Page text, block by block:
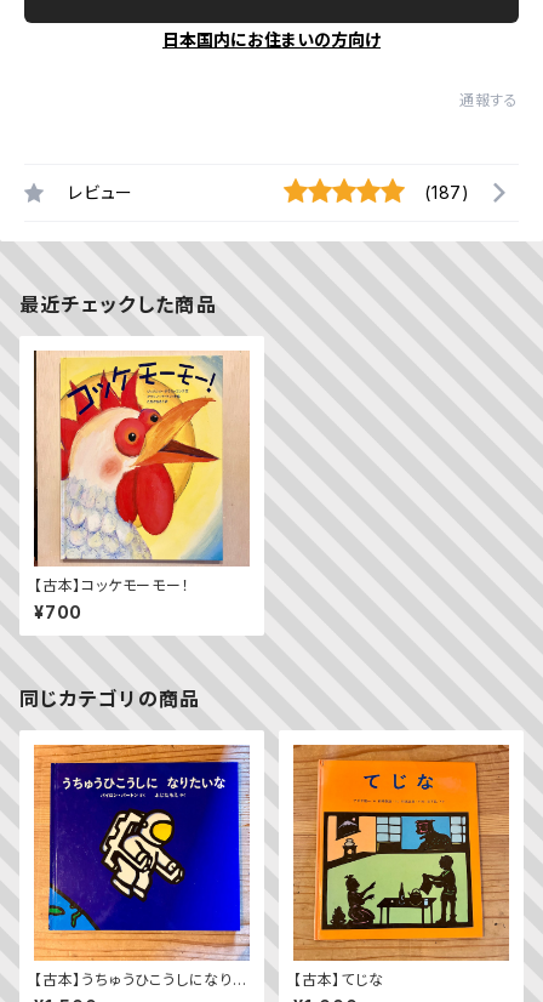
日本国内にお住まいの方向け
通報する
レビュー (187)
最近チェックした商品
【古本】コッケモーモー！
¥700
同じカテゴリの商品
【古本】うちゅうひこうしになりた
いな
【古本】てじな